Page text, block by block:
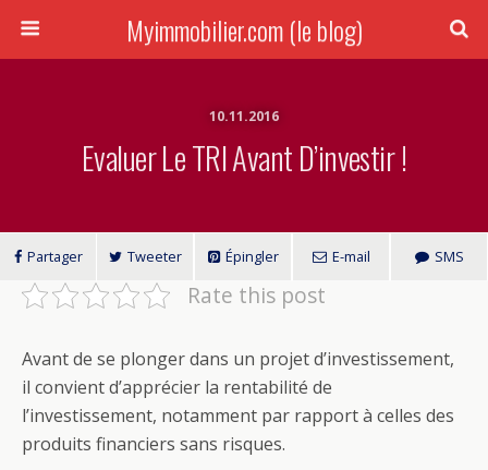
Myimmobilier.com (le blog)
10.11.2016
Evaluer Le TRI Avant D’investir !
Partager Tweeter Épingler E-mail SMS
Rate this post
Avant de se plonger dans un projet d’investissement,
il convient d’apprécier la rentabilité de
l’investissement, notamment par rapport à celles des
produits financiers sans risques.